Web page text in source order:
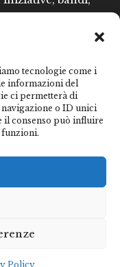
tecnologie come i
informazioni del
ci permetterà di
o ID unici
il consenso può influire
funzioni.
Policy